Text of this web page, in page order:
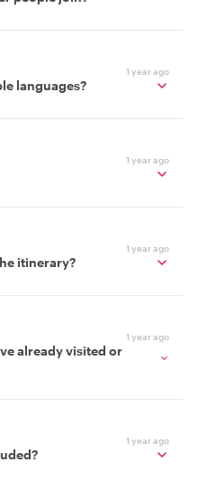
1 year ago
languages?
1 year ago
1 year ago
itinerary?
1 year ago
already visited or
1 year ago